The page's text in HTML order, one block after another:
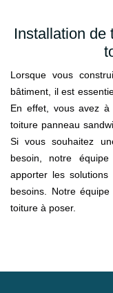
Installation de
Lorsque vous
bâtiment, il est
En effet, vous avez
toiture panneau
Si vous souhaitez
besoin, notre
apporter les solutions
besoins. Notre
toiture à poser.